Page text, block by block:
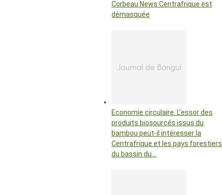
Corbeau News Centrafrique est
démasquée
Economie circulaire. L’essor des
produits biosourcés issus du
bambou peut-il intéresser la
Centrafrique et les pays forestiers
du bassin du…